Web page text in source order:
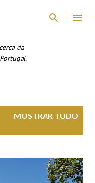
principal
da
MOSTRAR TUDO